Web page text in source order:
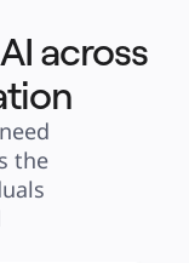
across
the